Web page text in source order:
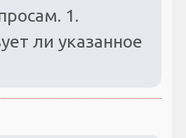
1.
ли указанное